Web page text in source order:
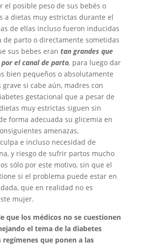
el posible peso de sus bebés o
a dietas muy estrictas durante el
de ellas incluso fueron inducidas
de parto o directamente sometidas
sus bebes eran tan grandes que
el canal de parto, para luego dar
bien pequeños o absolutamente
grave si cabe aún, madres con
gestacional que a pesar de
muy estrictas siguen sin
forma adecuada su glicemia en
amenazas,
e incluso necesidad de
y riesgo de sufrir partos mucho
sólo por este motivo, sin que el
si el problema puede estar en
que en realidad no es
mujer.
que los médicos no se cuestionen
el tema de la diabetes
que ponen a las